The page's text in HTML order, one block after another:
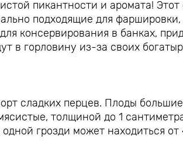
пикантности и аромата!
подходящие для
консервирования в банках,
в горловину из-за своих
сладких перцев. Плоды
толщиной до 1
грозди может находиться